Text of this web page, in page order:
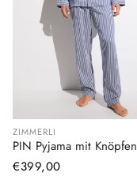
ZIMMERLI
PIN Pyjama mit Knöpfen
Normaler
€399,00